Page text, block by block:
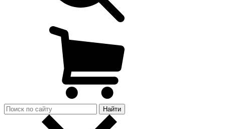
Найти